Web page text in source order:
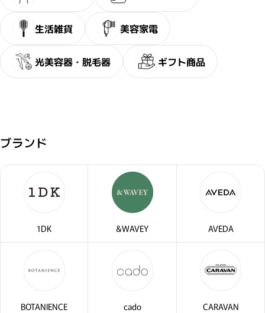
生活雑貨 美容家電
光美容器・脱毛器 ギフト商品
ブランド
1DK &WAVEY AVEDA
BOTANIENCE cado CARAVAN